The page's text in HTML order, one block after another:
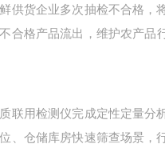
供货企业多次抽检不合格，
合格产品流出，维护农产品
联用检测仪完成定性定量分
、仓储库房快速筛查场景，